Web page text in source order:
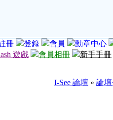
冊 登錄 會員
勳章中心
遊戲
會員相冊 新手手冊
I-See 論壇 » 論